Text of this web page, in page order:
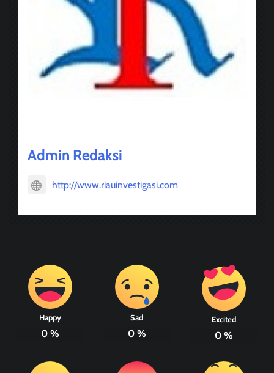
Admin Redaksi
http://www.riauinvestigasi.com
Happy
0%
Sad
0%
Excited
0%